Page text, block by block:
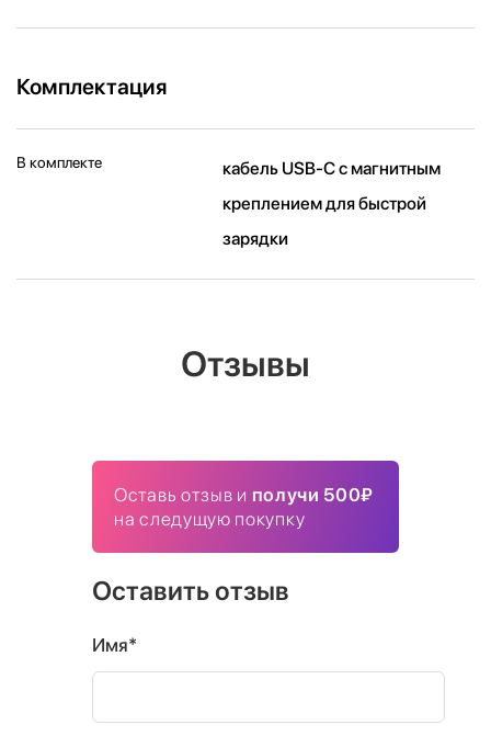
Комплектация
В комплекте
кабель USB‑C с магнитным
креплением для быстрой
зарядки
Отзывы
Оставь отзыв и получи 500₽
на следущую покупку
Оставить отзыв
Имя*